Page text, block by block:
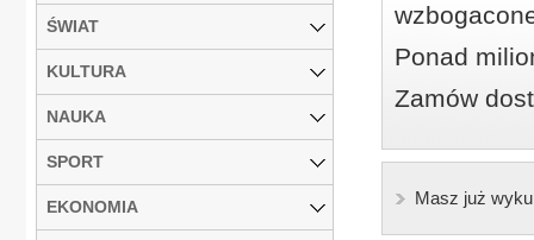
Ponad
Zamów
Masz już
ŚWIAT
KULTURA
NAUKA
SPORT
EKONOMIA